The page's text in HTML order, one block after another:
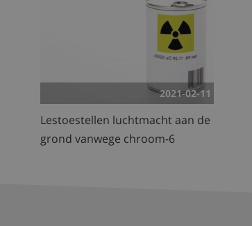
2021-02-11
Lestoestellen luchtmacht aan de
grond vanwege chroom-6